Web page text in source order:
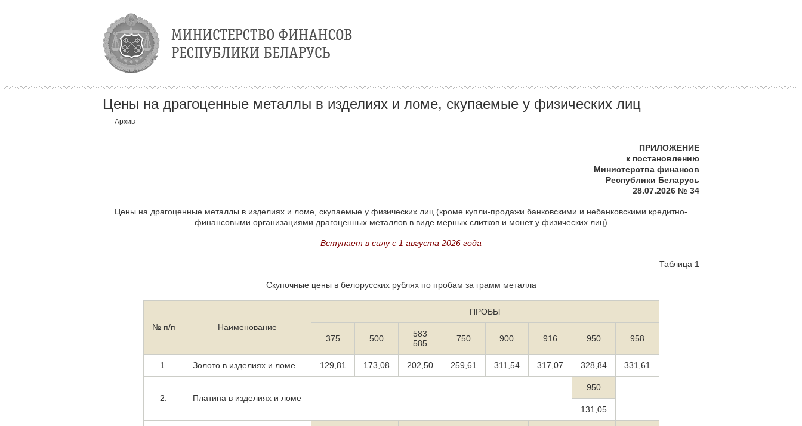
Цены на драгоценные металлы в изделиях и ломе, скупаемые у физических лиц
—Архив
ПРИЛОЖЕНИЕ
к постановлению
Министерства финансов
Республики Беларусь
28.07.2026 № 34
Цены на драгоценные металлы в изделиях и ломе, скупаемые у физических лиц (кроме купли-продажи банковскими и небанковскими кредитно-
финансовыми организациями драгоценных металлов в виде мерных слитков и монет у физических лиц)
Вступает в силу с 1 августа 2026 года
Таблица 1
Скупочные цены в белорусских рублях по пробам за грамм металла
№ п/п Наименование
ПРОБЫ
375 500
583
585
750 900 916 950 958
1. Золото в изделиях и ломе 129,81 173,08 202,50 259,61 311,54 317,07 328,84 331,61
2. Платина в изделиях и ломе
950
131,05